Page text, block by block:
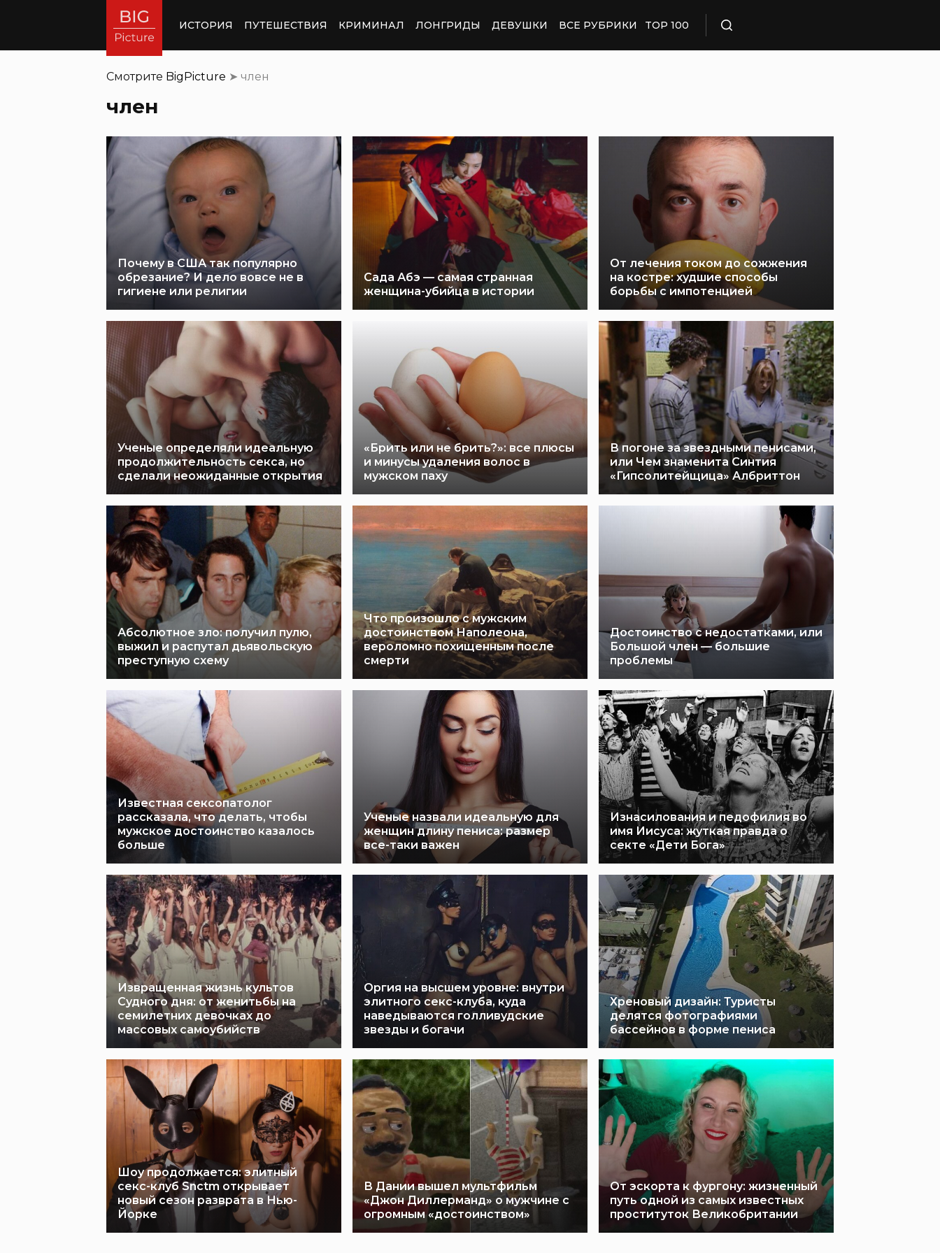
ИСТОРИЯ ПУТЕШЕСТВИЯ КРИМИНАЛ ЛОНГРИДЫ ДЕВУШКИ ВСЕ РУБРИКИ TOP 100
Смотрите BigPicture ➤ член
член
Почему в США так популярно
обрезание? И дело вовсе не в
гигиене или религии
Сада Абэ — самая странная
женщина-убийца в истории
От лечения током до сожжения
на костре: худшие способы
борьбы с импотенцией
Ученые определяли идеальную
продолжительность секса, но
сделали неожиданные открытия
«Брить или не брить?»: все плюсы
и минусы удаления волос в
мужском паху
В погоне за звездными пенисами,
или Чем знаменита Синтия
«Гипсолитейщица» Албриттон
Абсолютное зло: получил пулю,
выжил и распутал дьявольскую
преступную схему
Что произошло с мужским
достоинством Наполеона,
вероломно похищенным после
смерти
Достоинство с недостатками, или
Большой член — большие
проблемы
Известная сексопатолог
рассказала, что делать, чтобы
мужское достоинство казалось
больше
Ученые назвали идеальную для
женщин длину пениса: размер
все-таки важен
Изнасилования и педофилия во
имя Иисуса: жуткая правда о
секте «Дети Бога»
Извращенная жизнь культов
Судного дня: от женитьбы на
семилетних девочках до
массовых самоубийств
Оргия на высшем уровне: внутри
элитного секс-клуба, куда
наведываются голливудские
звезды и богачи
Хреновый дизайн: Туристы
делятся фотографиями
бассейнов в форме пениса
Шоу продолжается: элитный
секс-клуб Snctm открывает
новый сезон разврата в Нью-
Йорке
В Дании вышел мультфильм
«Джон Диллерманд» о мужчине с
огромным «достоинством»
От эскорта к фургону: жизненный
путь одной из самых известных
проституток Великобритании